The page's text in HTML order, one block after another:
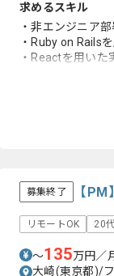
求めるスキル
・非エンジニア
・Ruby on Rails
・Reactを用いた
募集終了 【
リモートOK 20
〜135万円／
大崎(東京都)/